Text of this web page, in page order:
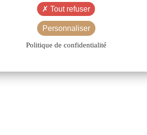
Tout refuser
Personnaliser
Politique de confidentialité